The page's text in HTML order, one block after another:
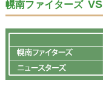
幌南ファイターズ VS